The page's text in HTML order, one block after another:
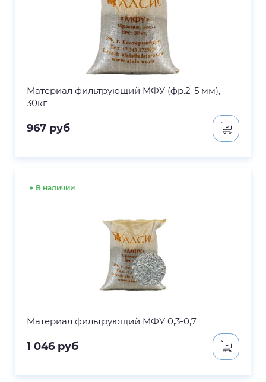
Материал фильтрующий МФУ (фр.2-5 мм),
30кг
967 руб
В наличии
Материал фильтрующий МФУ 0,3-0,7
1 046 руб